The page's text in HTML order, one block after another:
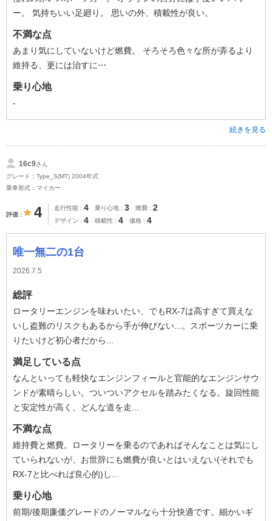
ー。 気持ちいい足廻り。 思いの外、積載性が良い。
不満な点
あまり気にしていないけど燃費。 そろそろ色々な所が弄るより
維持る、更には治すに⋯
乗り心地
-
続きを見る
16c9さん
グレード：Type_S(MT) 2004年式
乗車形式：マイカー
評価 4 走行性能 4 乗り心地 3 燃費 2
デザイン 4 積載性 4 価格 4
唯一無二の1台
2026.7.5
総評
ロータリーエンジンを味わいたい、でもRX-7は高すぎて買えな
いし盗難のリスクもあるから手が伸びない...。スポーツカーに乗
りたいけど初心者だから...
満足している点
なんといっても軽快なエンジンフィールと官能的なエンジンサウ
ンドが素晴らしい。ついついアクセルを踏みたくなる。旋回性能
と安定性が高く、どんな道を走...
不満な点
維持費と燃費。ロータリーを乗るのであればそんなことは気にし
ていられないが、お世辞にも燃費が良いとはいえない(それでも
RX-7と比べれば良心的)し...
乗り心地
前期/後期廉価グレードのノーマルなら十分快適です。細かいギ